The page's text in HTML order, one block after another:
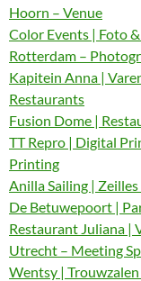
Hoorn – Venue
Color Events | Foto
Rotterdam –
Kapitein Anna |
Restaurants
Fusion Dome |
TT Repro | Digital
Printing
Anilla Sailing |
De Betuwepoort |
Restaurant Juliana |
Utrecht – Meeting
Wentsy |